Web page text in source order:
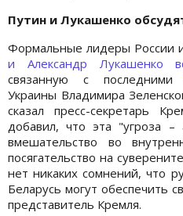
Путин и Лукашенко
Формальные лидеры России
и Александр Лукашенко
связанную с последними
Украины Владимира
сказал пресс-секретарь
добавил, что эта "угроза –
вмешательство во
посягательство на
нет никаких сомнений, что
Беларусь могут обеспечить
представитель Кремля.